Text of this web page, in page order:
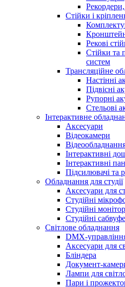
Стійки і
Рекові
Стійки та
систем
Трансляційне
Настінні
Підвісні
Рупорні
Стельові
Інтерактивне
Аксесуари
Відеокамери
Інтерактивні
Інтерактивні
Підсилювачі та
Обладнання для студії
Аксесуари для
Студійні
Студійні
Студійні
Світлове обладнання
DMX-
Аксесуари для
Бліндера
Документ-
Лампи для
Пари і